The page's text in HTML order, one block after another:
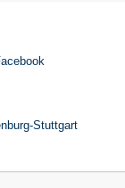
Stuttgart